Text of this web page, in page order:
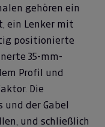
gehören ein
ein Lenker mit
positionierte
35-mm-
Profil und
Die
der Gabel
und schließlich